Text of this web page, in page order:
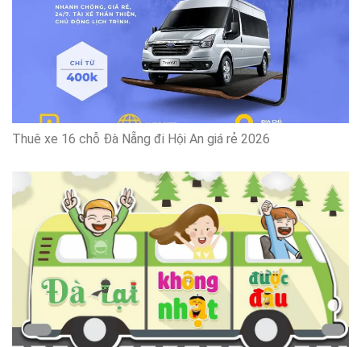
Thuê xe 16 chỗ Đà Nẵng đi Hội An giá rẻ 2026